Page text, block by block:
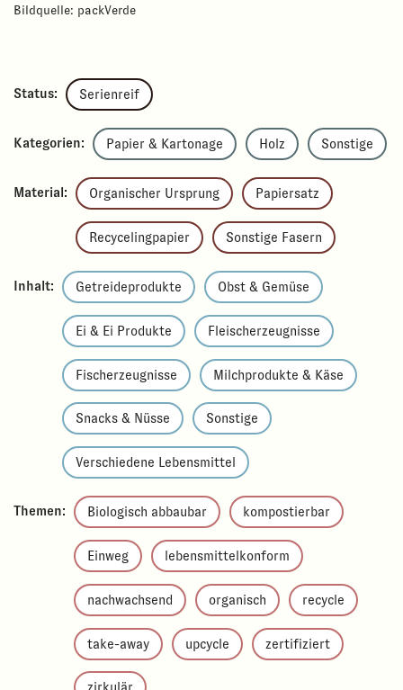
Bildquelle: packVerde
Status: Serienreif
Kategorien: Papier & Kartonage Holz Sonstige
Material: Organischer Ursprung Papiersatz
Recycelingpapier Sonstige Fasern
Inhalt: Getreideprodukte Obst & Gemüse
Ei & Ei Produkte Fleisch­erzeugnisse
Fischerzeugnisse Milchprodukte & Käse
Snacks & Nüsse Sonstige
Verschiedene Lebensmittel
Themen: Biologisch abbaubar kompostierbar
Einweg lebensmittelkonform
nachwachsend organisch recycle
take-away upcycle zertifiziert